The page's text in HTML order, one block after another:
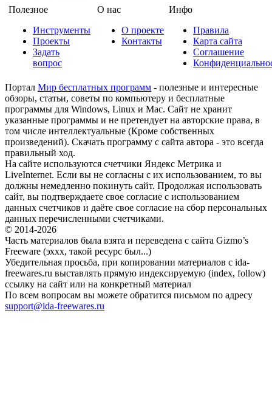
Полезное
Инструменты
Проекты
Задать
вопрос
О нас
О проекте
Контакты
Инфо
Правила
Карта сайта
Соглашение
Портал Мир бесплатных программ - полезные и интересные
обзоры, статьи, советы по компьютеру и бесплатные
программы для Windows, Linux и Mac. Сайт не хранит
указанные программы и не претендует на авторские права, в
том числе интеллектуальные (Кроме собственных
произведений). Скачать программу с сайта автора - это всегда
правильный ход.
На сайте используются счетчики Яндекс Метрика и
LiveInternet. Если вы не согласны с их использованием, то вы
должны немедленно покинуть сайт. Продолжая использовать
сайт, вы подтверждаете свое согласие с использованием
данных счетчиков и даёте свое согласие на сбор персональных
данных перечисленными счетчиками.
© 2014-2026
Часть материалов была взята и переведена с сайта Gizmo’s
Freeware (эххх, такой ресурс был...)
Убедительная просьба, при копировании материалов с ida-
freewares.ru выставлять прямую индексируемую (index, follow)
ссылку на сайт или на конкретный материал
По всем вопросам вы можете обратится письмом по адресу
support@ida-freewares.ru